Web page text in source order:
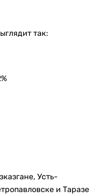
так:
Усть-
и Таразе